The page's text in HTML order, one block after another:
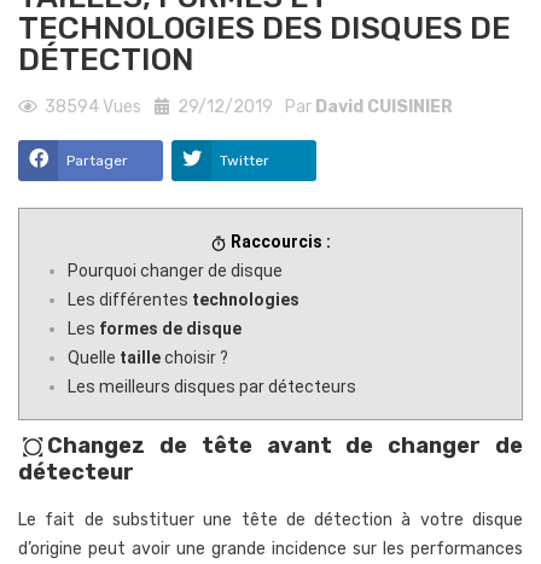
TECHNOLOGIES DES DISQUES DE
DÉTECTION
38594Vues 29/12/2019 Par David CUISINIER
Partager Twitter
timer Raccourcis :
Pourquoi changer de disque
Les différentes technologies
Les formes de disque
Quelle taillechoisir ?
Les meilleurs disques par détecteurs
all_outChangez de tête avant de changer de
détecteur
Le fait de substituer une tête de détection à votre disque
d’origine peut avoir une grande incidence sur les performances